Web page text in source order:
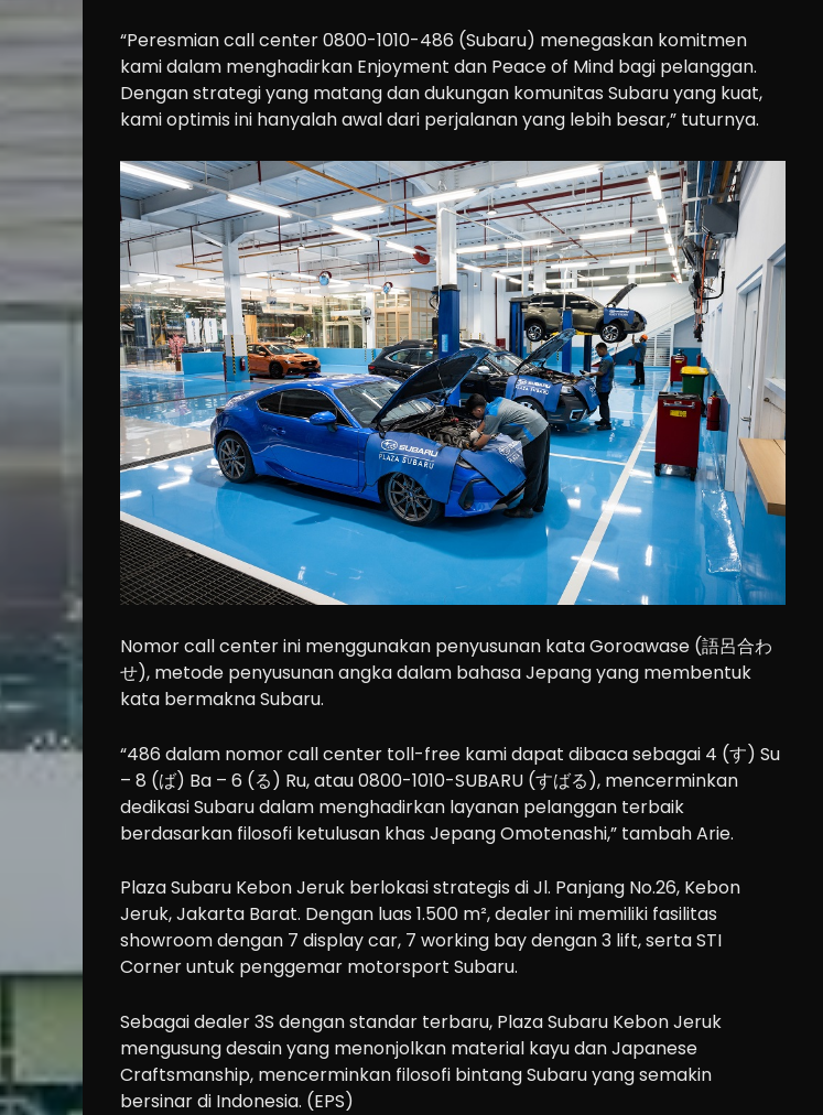
Cars
Motorcycle
Ride
n
Drive
Modification
Tips
Community
Accessories
Lifestyle
About
us
Search
“Peresmian call center 0800-1010-486 (Subaru) menegaskan komitmen
kami dalam menghadirkan Enjoyment dan Peace of Mind bagi pelanggan.
Dengan strategi yang matang dan dukungan komunitas Subaru yang kuat,
kami optimis ini hanyalah awal dari perjalanan yang lebih besar,” tuturnya.
Nomor call center ini menggunakan penyusunan kata Goroawase (語呂合わ
せ), metode penyusunan angka dalam bahasa Jepang yang membentuk
kata bermakna Subaru.
“486 dalam nomor call center toll-free kami dapat dibaca sebagai 4 (す) Su
– 8 (ば) Ba – 6 (る) Ru, atau 0800-1010-SUBARU (すばる), mencerminkan
dedikasi Subaru dalam menghadirkan layanan pelanggan terbaik
berdasarkan filosofi ketulusan khas Jepang Omotenashi,” tambah Arie.
Plaza Subaru Kebon Jeruk berlokasi strategis di Jl. Panjang No.26, Kebon
Jeruk, Jakarta Barat. Dengan luas 1.500 m², dealer ini memiliki fasilitas
showroom dengan 7 display car, 7 working bay dengan 3 lift, serta STI
Corner untuk penggemar motorsport Subaru.
Sebagai dealer 3S dengan standar terbaru, Plaza Subaru Kebon Jeruk
mengusung desain yang menonjolkan material kayu dan Japanese
Craftsmanship, mencerminkan filosofi bintang Subaru yang semakin
bersinar di Indonesia. (EPS)